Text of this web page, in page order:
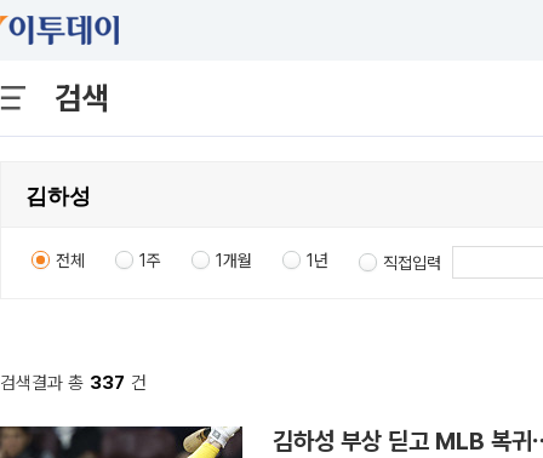
검색
전체 1주 1개월 1년 직접입력
검색결과 총 337 건
김하성 부상 딛고 MLB 복